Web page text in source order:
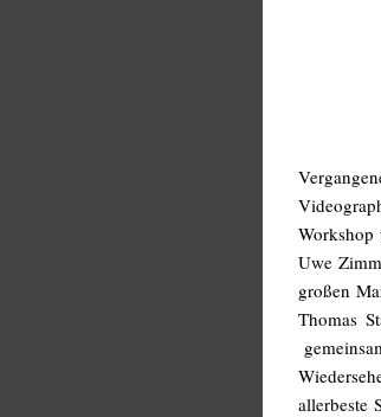
Workshop
Uwe
großen
Thomas
allerbeste